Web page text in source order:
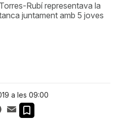
Rubí representava la
juntament amb 5 joves
a les 09:00
Facebook
Email